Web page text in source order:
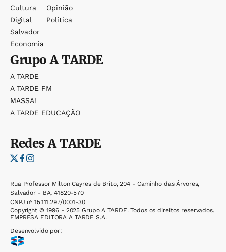
Cultura
Digital
Salvador
Economia
Opinião
Política
GrupoA TARDE
A TARDE
A TARDE FM
MASSA!
A TARDE EDUCAÇÃO
RedesA TARDE
Rua Professor Milton Cayres de Brito, 204 - Caminho das Árvores,
Salvador - BA, 41820-570
CNPJ nº 15.111.297/0001-30
Copyright © 1996 - 2025 Grupo A TARDE. Todos os direitos reservados.
EMPRESA EDITORA A TARDE S.A.
Desenvolvido por: